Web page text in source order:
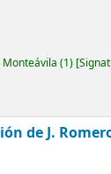
(1)
de J.